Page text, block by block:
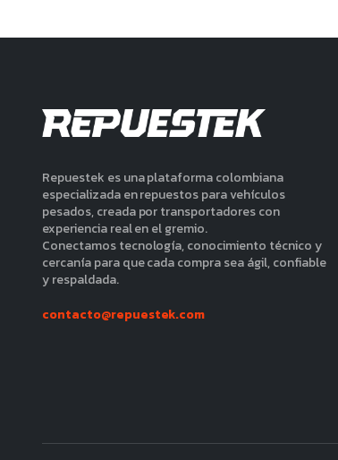
Repuestek es una plataforma colombiana
especializada en repuestos para vehículos
pesados, creada por transportadores con
experiencia real en el gremio.
Conectamos tecnología, conocimiento técnico y
cercanía para que cada compra sea ágil, confiable
y respaldada.
contacto@repuestek.com